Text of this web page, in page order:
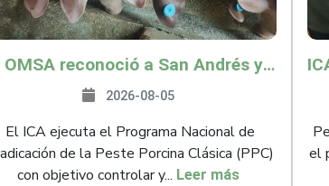
La OMSA reconoció a San Andrés y Providencia como zona libre de Peste Porcina Clásica (PPC)
2026-08-05
El ICA ejecuta el Programa Nacional de
de la Peste Porcina Clásica (PPC)
con objetivo controlar y... Leer más
el